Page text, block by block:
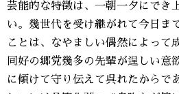
芸能的な特徴は、一朝一夕にでき
い。幾世代を受け継がれて今日ま
ことは、なやましい偶然によって
同好の郷党幾多の先輩が逞しい意
に傾けて守り伝えて呉れたからで